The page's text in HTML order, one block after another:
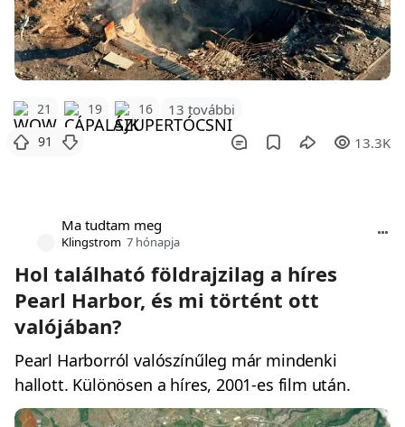
21 19 16 13 további
91 13.3K
Ma tudtam meg
Klingstrom 7 hónapja
Hol található földrajzilag a híres
Pearl Harbor, és mi történt ott
valójában?
Pearl Harborról valószínűleg már mindenki
hallott. Különösen a híres, 2001-es film után.